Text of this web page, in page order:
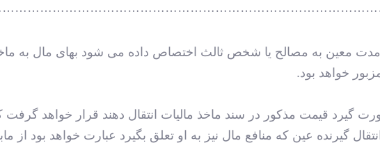
مدت معین به مصالح یا شخص ثالث اختصاص داده می شود بهای مال به
خواهد بود.
گیرد قیمت مذکور در سند ماخذ مالیات انتقال دهند قرار خواهد
گیرنده عین که منافع مال نیز به او تعلق بگیرد عبارت خواهد بود از